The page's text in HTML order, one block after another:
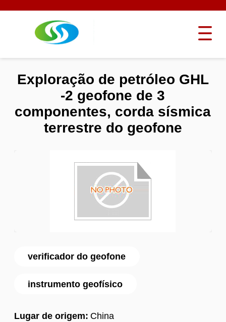
verificador do geofone
instrumento geofísico
Lugar de origem: China
Exploração de petróleo GHL
-2 geofone de 3
componentes, corda sísmica
terrestre do geofone